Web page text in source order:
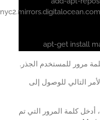
http://
الجذر.
للوصول إلى
المرور التي تم